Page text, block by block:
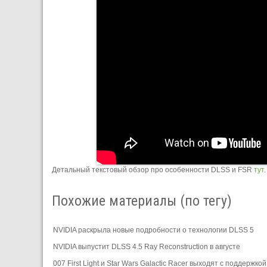
Детальный текстовый обзор про особенности DLSS и FSR тут.
Похожие материалы (по тегу)
NVIDIA раскрыла новые подробности о технологии DLSS 5
NVIDIA выпустит DLSS 4.5 Ray Reconstruction в августе
007 First Light и Star Wars Galactic Racer выходят с